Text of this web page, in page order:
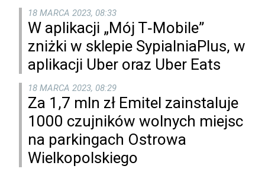
18 MARCA 2023, 08:33
W aplikacji „Mój T‑Mobile”
zniżki w sklepie SypialniaPlus, w
aplikacji Uber oraz Uber Eats
18 MARCA 2023, 08:29
Za 1,7 mln zł Emitel zainstaluje
1000 czujników wolnych miejsc
na parkingach Ostrowa
Wielkopolskiego